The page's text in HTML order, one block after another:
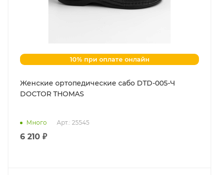
10% при оплате онлайн
Женские ортопедические сабо DTD-005-Ч
DOCTOR THOMAS
Много Арт.: 25545
6 210 ₽